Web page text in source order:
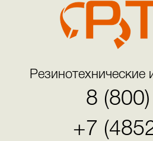
Резинотехнические
8 (800)
+7